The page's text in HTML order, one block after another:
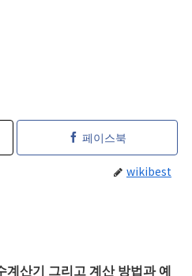
페이스북
wikibest
계산기 그리고 계산 방법과 예